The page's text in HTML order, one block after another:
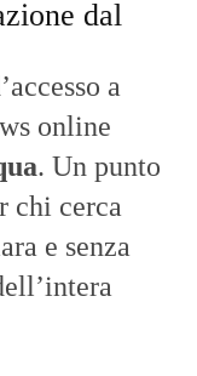
dal
a
online
. Un punto
chi cerca
e senza